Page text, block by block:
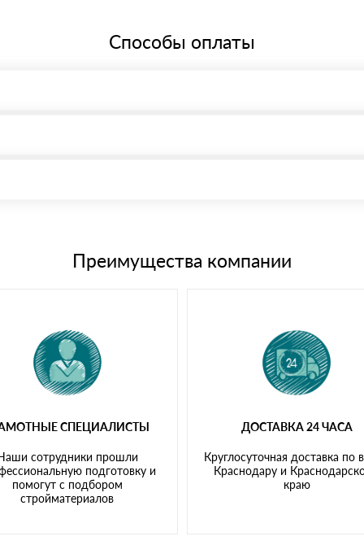
Способы оплаты
банковским картамПреимущества компании
СПЕЦИАЛИСТЫ
сотрудники прошли
подготовку и
помогут с подбором
стройматериалов
ДОСТАВКА 24 ЧАСА
Круглосуточная доставка по
Краснодару и
краю